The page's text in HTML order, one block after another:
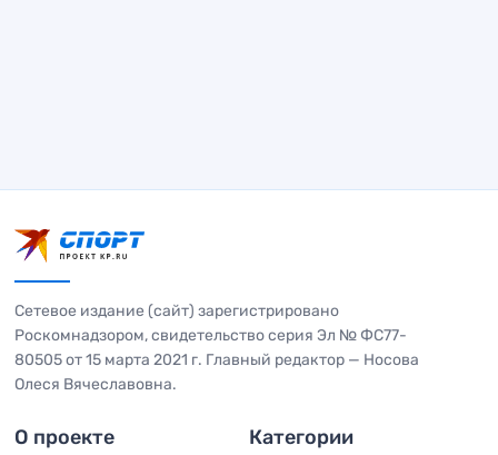
Сетевое издание (сайт) зарегистрировано
Роскомнадзором, свидетельство серия Эл № ФС77-
80505 от 15 марта 2021 г. Главный редактор — Носова
Олеся Вячеславовна.
О проекте Категории